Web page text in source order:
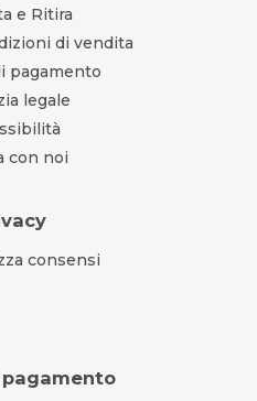
e Ritira
di vendita
pagamento
legale
con noi
consensi